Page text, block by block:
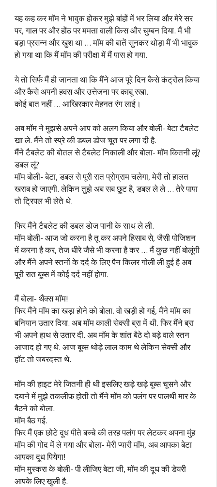
यह कह कर मॉम ने भावुक होकर मुझे बांहों में भर लिया और मेरे सर
पर, गाल पर और होंठ पर ममता वाली किस और चुम्बन दिया. मैं भी
बड़ा प्रसन्न और खुश था … मॉम की बातें सुनकर थोड़ा मैं भी भावुक
हो गया था कि मैं मॉम की परीक्षा में मैं पास हो गया.
ये तो सिर्फ मैं ही जानता था कि मैंने आज पूरे दिन कैसे कंट्रोल किया
और कैसे अपनी हवस और उत्तेजना पर काबू रखा.
कोई बात नहीं … आखिरकार मेहनत रंग लाई।
अब मॉम ने मुझसे अपने आप को अलग किया और बोली- बेटा टैबलेट
खा ले. मैंने तो स्प्रे की डबल डोज चूत पर लगा दी है.
मैंने टैबलेट की बोतल से टैबलेट निकाली और बोला- मॉम कितनी लूं?
डबल लूं?
मॉम बोली- बेटा, डबल से पूरी रात प्रोग्राम चलेगा, मेरी तो हालत
खराब हो जाएगी. लेकिन तुझे अब सब छूट है, डबल ले ले … तेरे पापा
तो ट्रिपल भी लेते थे.
फिर मैंने टैबलेट की डबल डोज पानी के साथ ले ली.
मॉम बोली- आज जो करना है तू कर अपने हिसाब से, जैसी पोजिशन
में करना है कर, तेज धीरे जैसे भी करना है कर … मैं कुछ नहीं बोलूंगी
और मैंने अपने स्तनों के दर्द के लिए पैन किलर गोली ली हुई है अब
पूरी रात बूब्स में कोई दर्द नहीं होगा.
मैं बोला- थैंक्स मॉम!
फिर मैंने मॉम का खड़ा होने को बोला. वो खड़ी हो गई, मैंने मॉम का
बनियान उतार दिया. अब मॉम काली सेक्सी ब्रा में थी. फिर मैंने ब्रा
भी अपने हाथ से उतार दी. अब मॉम के शांत बैठे दो बड़े वाले स्तन
आजाद हो गए थे. आज बूब्स थोड़े लाल काम थे लेकिन सेक्सी और
हॉट तो जबरदस्त थे.
मॉम की हाइट मेरे जितनी ही थी इसलिए खड़े खड़े बूब्स चूसने और
दबाने में मुझे तकलीफ़ होती तो मैंने मॉम को पलंग पर पालथी मार के
बैठने को बोला.
मॉम बैठ गई.
फिर मैं एक छोटे दूध पीते बच्चे की तरह पलंग पर लेटकर अपना मुंह
मॉम की गोद में ले गया और बोला- मेरी प्यारी मॉम, अब आपका बेटा
आपका दूध पियेगा!
मॉम मुस्करा के बोली- पी लीजिए बेटा जी, मॉम की दूध की डेयरी
आपके लिए खुली है.